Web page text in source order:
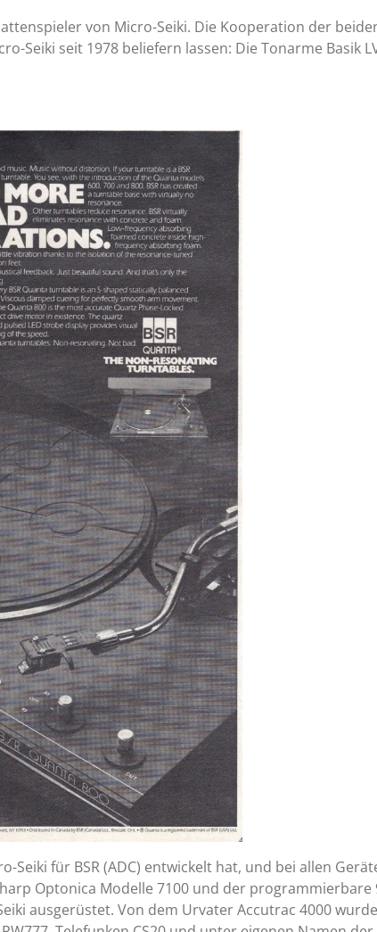
von Micro-Seiki. Die Kooperation der
Seiki seit 1978 beliefern lassen: Die Tonarme Basik
für BSR (ADC) entwickelt hat, und bei allen
Optonica Modelle 7100 und der programmierbare
ausgerüstet. Von dem Urvater Accutrac 4000